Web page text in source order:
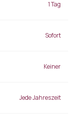
1 Tag
Sofort
Keiner
Jede Jahreszeit